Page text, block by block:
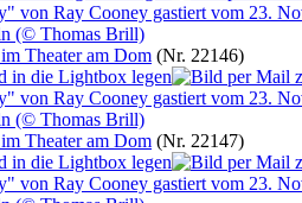
Theater am Dom (Nr. 22146)
Theater am Dom (Nr. 22147)